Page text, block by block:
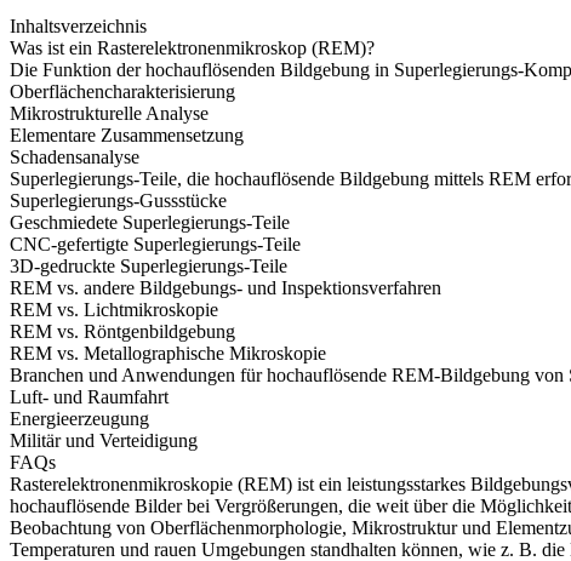
Inhaltsverzeichnis
Was ist ein Rasterelektronenmikroskop (REM)?
Die Funktion der hochauflösenden Bildgebung in Superlegierungs-
Oberflächencharakterisierung
Mikrostrukturelle Analyse
Elementare Zusammensetzung
Schadensanalyse
Superlegierungs-Teile, die hochauflösende Bildgebung mittels REM
Superlegierungs-Gussstücke
Geschmiedete Superlegierungs-Teile
CNC-gefertigte Superlegierungs-Teile
3D-gedruckte Superlegierungs-Teile
REM vs. andere Bildgebungs- und Inspektionsverfahren
REM vs. Lichtmikroskopie
REM vs. Röntgenbildgebung
REM vs. Metallographische Mikroskopie
Branchen und Anwendungen für hochauflösende REM-Bildgebung von
Luft- und Raumfahrt
Energieerzeugung
Militär und Verteidigung
FAQs
Rasterelektronenmikroskopie (REM) ist ein leistungsstarkes
hochauflösende Bilder bei Vergrößerungen, die weit über die
Beobachtung von Oberflächenmorphologie, Mikrostruktur und
Temperaturen und rauen Umgebungen standhalten können, wie z. B. die